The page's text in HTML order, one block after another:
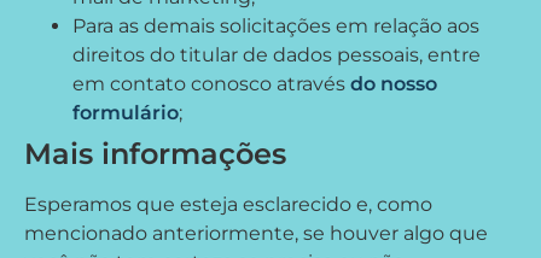
Para as demais solicitações em relação aos
direitos do titular de dados pessoais, entre
em contato conosco através do nosso
formulário;
Mais informações
Esperamos que esteja esclarecido e, como
mencionado anteriormente, se houver algo que